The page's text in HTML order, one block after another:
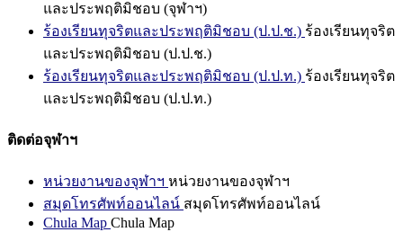
และประพฤติมิชอบ (จุฬาฯ)
ร้องเรียนทุจริตและประพฤติมิชอบ (ป.ป.ช.) ร้องเรียนทุจริต
และประพฤติมิชอบ (ป.ป.ช.)
ร้องเรียนทุจริตและประพฤติมิชอบ (ป.ป.ท.) ร้องเรียนทุจริต
และประพฤติมิชอบ (ป.ป.ท.)
ติดต่อจุฬาฯ
หน่วยงานของจุฬาฯ หน่วยงานของจุฬาฯ
สมุดโทรศัพท์ออนไลน์ สมุดโทรศัพท์ออนไลน์
Chula Map Chula Map